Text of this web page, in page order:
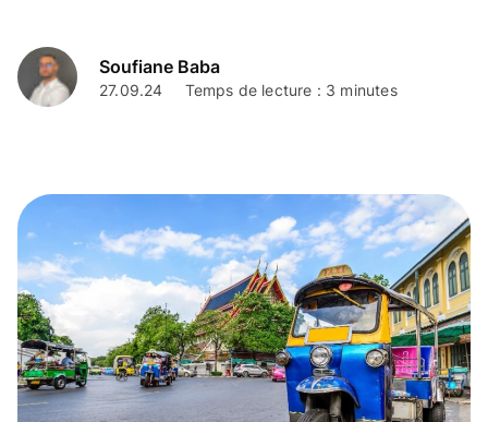
Soufiane Baba
27.09.24 Temps de lecture : 3 minutes